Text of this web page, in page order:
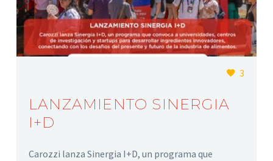
3
LANZAMIENTO SINERGIA
I+D
Carozzi lanza Sinergia I+D, un programa que